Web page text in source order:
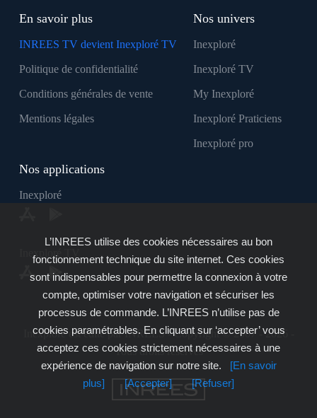
En savoir plus
INREES TV devient Inexploré TV
Politique de confidentialité
Conditions générales de vente
Mentions légales
Nos univers
Inexploré
Inexploré TV
My Inexploré
Inexploré Praticiens
Inexploré pro
Nos applications
Inexploré
Inexploré TV
Inexploré est édité par INREES - Copyright © 2007 - 2026 -
Tous droits réservés
L’INREES utilise des cookies nécessaires au bon
fonctionnement technique du site internet. Ces cookies
sont indispensables pour permettre la connexion à votre
compte, optimiser votre navigation et sécuriser les
processus de commande. L’INREES n’utilise pas de
cookies paramétrables. En cliquant sur ‘accepter’ vous
acceptez ces cookies strictement nécessaires à une
expérience de navigation sur notre site.
[En savoir
plus]
[Accepter] [Refuser]